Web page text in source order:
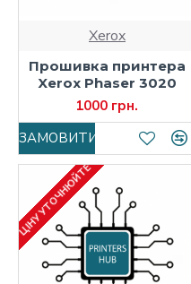
Xerox
Прошивка принтера
Xerox Phaser 3020
1000 грн.
ЗАМОВИТИ
ЦІНУ УТОЧНЮЙТЕ